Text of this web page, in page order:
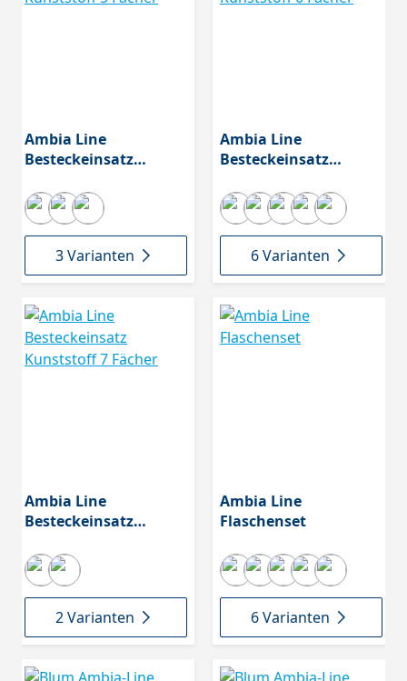
Ambia Line
Besteckeinsatz
3 Varianten
Ambia Line
Besteckeinsatz
6 Varianten
Ambia Line
Besteckeinsatz
2 Varianten
Ambia Line
Flaschenset
6 Varianten